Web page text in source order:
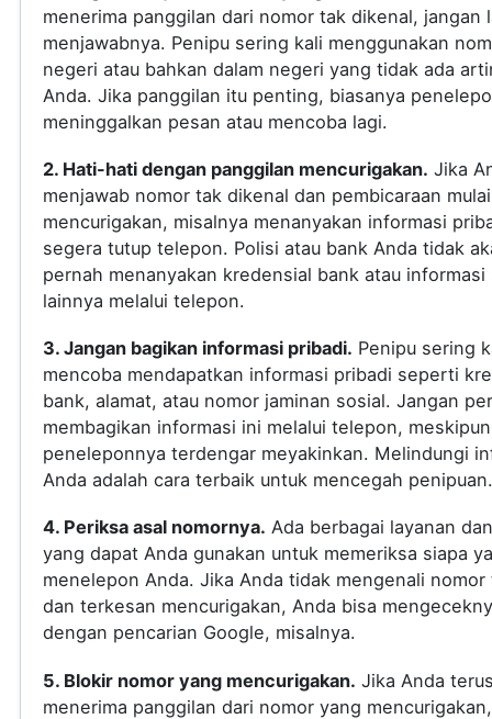
menerima panggilan dari nomor tak dikenal, jangan
menjawabnya. Penipu sering kali menggunakan
negeri atau bahkan dalam negeri yang tidak ada
Anda. Jika panggilan itu penting, biasanya
meninggalkan pesan atau mencoba lagi.
2. Hati-hati dengan panggilan mencurigakan. Jika
menjawab nomor tak dikenal dan pembicaraan mulai
mencurigakan, misalnya menanyakan informasi
segera tutup telepon. Polisi atau bank Anda tidak
pernah menanyakan kredensial bank atau
lainnya melalui telepon.
3. Jangan bagikan informasi pribadi. Penipu sering
mencoba mendapatkan informasi pribadi seperti
bank, alamat, atau nomor jaminan sosial. Jangan
membagikan informasi ini melalui telepon, meskipun
peneleponnya terdengar meyakinkan. Melindungi
Anda adalah cara terbaik untuk mencegah penipuan.
4. Periksa asal nomornya. Ada berbagai layanan
yang dapat Anda gunakan untuk memeriksa siapa
menelepon Anda. Jika Anda tidak mengenali
dan terkesan mencurigakan, Anda bisa
dengan pencarian Google, misalnya.
5. Blokir nomor yang mencurigakan. Jika Anda
menerima panggilan dari nomor yang